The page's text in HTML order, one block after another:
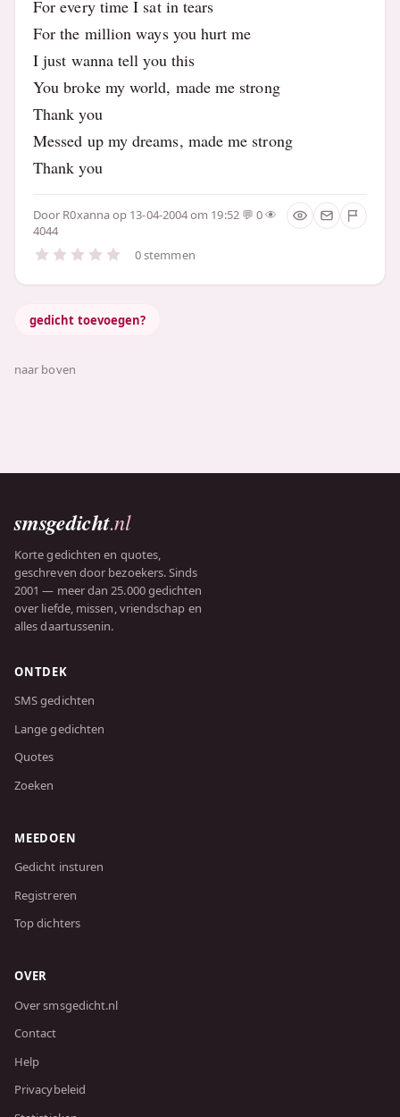
For every time I sat in tears
For the million ways you hurt me
I just wanna tell you this
You broke my world, made me strong
Thank you
Messed up my dreams, made me strong
Thank you
Door R0xannaop 13-04-2004 om 19:52
0
4044
0 stemmen
gedicht toevoegen?
naar boven
smsgedicht.nl
Korte gedichten en quotes,
geschreven door bezoekers. Sinds
2001 — meer dan 25.000 gedichten
over liefde, missen, vriendschap en
alles daartussenin.
ONTDEK
SMS gedichten
Lange gedichten
Quotes
Zoeken
MEEDOEN
Gedicht insturen
Registreren
Top dichters
OVER
Over smsgedicht.nl
Contact
Help
Privacybeleid